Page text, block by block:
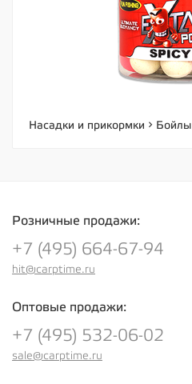
Насадки и прикормки Бойлы
Розничные продажи:
+7 (495) 664-67-94
hit@carptime.ru
Оптовые продажи:
+7 (495) 532-06-02
sale@carptime.ru